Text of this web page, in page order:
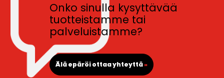
Onko sinulla kysyttävää
tuotteistamme tai
palveluistamme?
Älä epäröi ottaa yhteyttä»